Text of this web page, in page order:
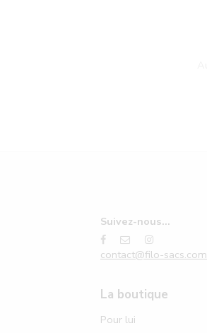
Suivez-nous...
contact@filo-sacs.com
La boutique
Pour lui